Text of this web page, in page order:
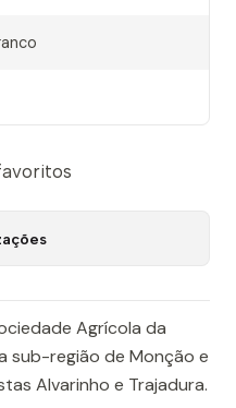
Agrícola da
sub-região de Monção e
Alvarinho e Trajadura.